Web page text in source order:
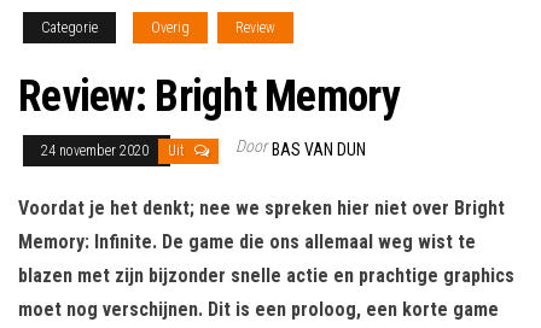
Categorie Overig Review
Review: Bright Memory
24 november 2020 Uit Door BAS VAN DUN
Voordat je het denkt; nee we spreken hier niet over Bright
Memory: Infinite. De game die ons allemaal weg wist te
blazen met zijn bijzonder snelle actie en prachtige graphics
moet nog verschijnen. Dit is een proloog, een korte game